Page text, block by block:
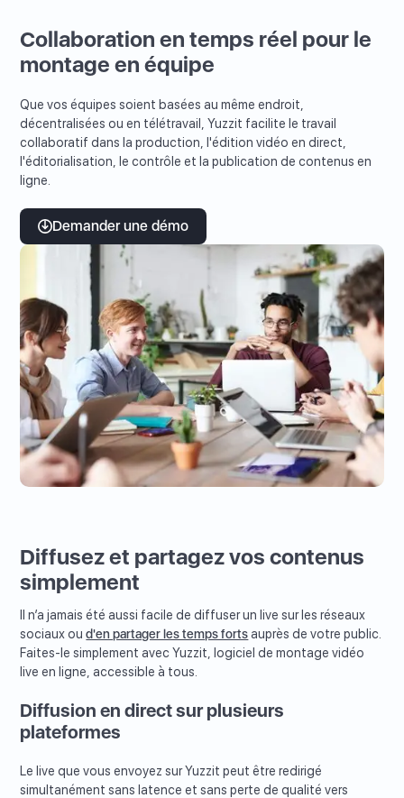
Collaboration en temps réel pour le
montage en équipe
Que vos équipes soient basées au même endroit,
décentralisées ou en télétravail, Yuzzit facilite le travail
collaboratif dans la production, l'édition vidéo en direct,
l'éditorialisation, le contrôle et la publication de contenus en
ligne.
Demander une démo
Diffusez et partagez vos contenus
simplement
Il n’a jamais été aussi facile de diffuser un live sur les réseaux
sociaux oud'en partager les temps fortsauprès de votre public.
Faites-le simplement avec Yuzzit, logiciel de montage vidéo
live en ligne, accessible à tous.
Diffusion en direct sur plusieurs
plateformes
Le live que vous envoyez sur Yuzzit peut être redirigé
simultanément sans latence et sans perte de qualité vers